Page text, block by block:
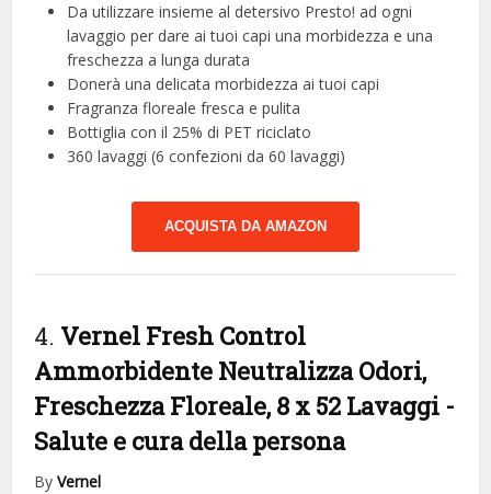
Da utilizzare insieme al detersivo Presto! ad ogni
lavaggio per dare ai tuoi capi una morbidezza e una
freschezza a lunga durata
Donerà una delicata morbidezza ai tuoi capi
Fragranza floreale fresca e pulita
Bottiglia con il 25% di PET riciclato
360 lavaggi (6 confezioni da 60 lavaggi)
ACQUISTA DA AMAZON
4. Vernel Fresh Control
Ammorbidente Neutralizza Odori,
Freschezza Floreale, 8 x 52 Lavaggi -
Salute e cura della persona
ByVernel